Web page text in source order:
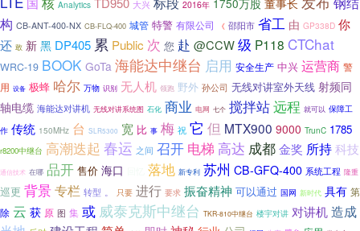
Analytics 大兴 2016年 1750万股
构 CB-ANT-400-NX CB-FLQ-400 城管 特警 有限公司 《 邵阳市 省工 由 GP338D 你
还 敢 新 黑 DP405 累 Public 次 您 赴 @CCW级 P118 CTChat
WRC-19 BOOK GoTa 海能达中继台 启用 安全生产 中兴 运营商 警
用 设备 极蜂 哈尔 万物 识别 无人机 领跑 野外 孙公司 无线对讲室外天线 射频同
轴电缆 海能达对讲机 无线对讲系统图 石化 商业 电网 七个 搅拌站远程 就可以 保障工
作 传统 150MHz 台 SLR5300 宽 比 事 梅 祝 它 但 MTX900 9000 TrunC 1785
r8200中继台 高潮迭起 春运 之间 召开 电梯 高达 成都金奖 所持科技
通信技术 在哪 品开 售价 海口 落地 新专利 苏州 CB-GFQ-400 系统工程 隆重
巡更 背景专栏 转型 只要 进行 要求 振奋精神 可以通过 国网 新时代 具有 第
除 云 获 原 图 集 或 威泰克斯中继台 TKR-810中继台 楼宇对讲 对讲机造成